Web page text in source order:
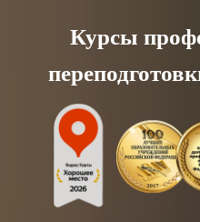
content
Курсы